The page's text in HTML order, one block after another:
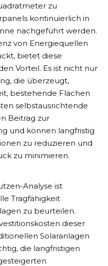
zu
kontinuierlich in
nachgeführt werden.
von Energiequellen
bietet diese
Vorteil. Es ist nicht nur
die überzeugt,
bestehende Flächen
selbstausrichtende
Beitrag zur
und können langfristig
zu reduzieren und
zu minimieren.
Analyse ist
Tragfähigkeit
zu beurteilen.
dieser
Solaranlagen
die langfristigen